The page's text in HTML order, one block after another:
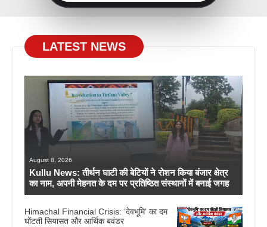
LATEST NEWS
August 8, 2026
Kullu News: तीर्थन घाटी की बेटियों ने रोशन किया बंजार क्षेत्र
का नाम, अपनी मेहनत के दम पर प्रतिष्ठित संस्थानों में बनाई जगह
Himachal Financial Crisis: ‘देवभूमि’ का दम
घोंटती सियासत और आर्थिक बवंडर